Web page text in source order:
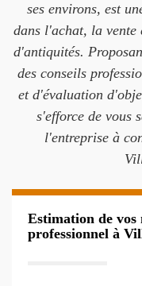
ses environs, est
dans l'achat, la
d'antiquités.
des conseils
et d'évaluation
s'efforce de vous
l'entreprise à
Estimation de vos
professionnel à